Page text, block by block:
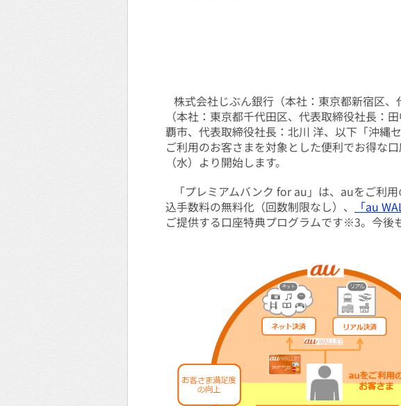
株式会社じぶん銀行（本社：東京都新宿区
（本社：東京都千代田区、代表取締役社長：
覇市、代表取締役社長：北川 洋、以下「沖縄
ご利用のお客さまを対象とした便利でお得な
（水）より開始します。
「プレミアムバンク for au」は、auをご利
込手数料の無料化（回数制限なし）、
「au
ご提供する口座特典プログラムです※3。今後